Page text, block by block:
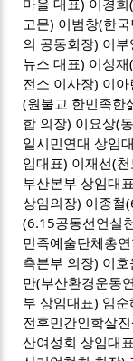
마을 대표) 이경
고문) 이범창(한
의 공동회장) 이
뉴스 대표) 이성
전소 이사장) 이
(원불교 한민족한
합 의장) 이요상(
일시민연대 상임
임대표) 이재선(
부산본부 상임대
상임의장) 이종철
(6.15공동선언실
민족예술단체총
측본부 의장) 이
만(부산환경운동
부 상임대표) 임
전후민간인학살
산여성회 상임대